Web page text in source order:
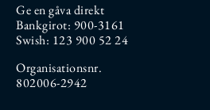
Ge en gåva direkt
Bankgirot: 900-3161
Swish: 123 900 52 24
Organisationsnr.
802006-2942